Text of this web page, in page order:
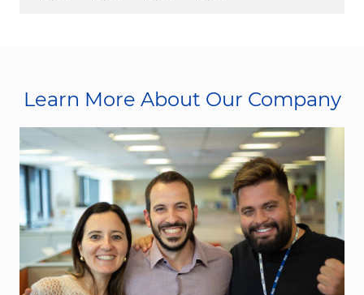
Learn More About Our Company